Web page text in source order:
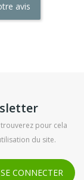
avis
pour cela
du site.